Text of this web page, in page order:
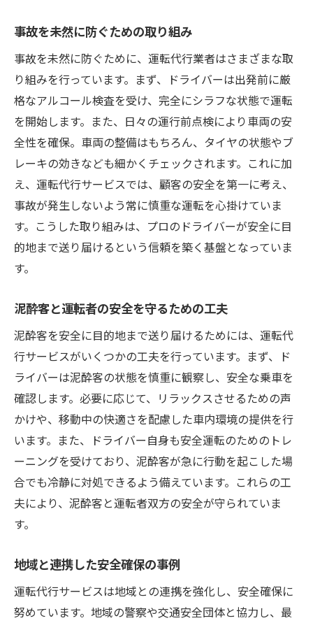
事故を未然に防ぐための取り組み
事故を未然に防ぐために、運転代行業者はさまざまな取
り組みを行っています。まず、ドライバーは出発前に厳
格なアルコール検査を受け、完全にシラフな状態で運転
を開始します。また、日々の運行前点検により車両の安
全性を確保。車両の整備はもちろん、タイヤの状態やブ
レーキの効きなども細かくチェックされます。これに加
え、運転代行サービスでは、顧客の安全を第一に考え、
事故が発生しないよう常に慎重な運転を心掛けていま
す。こうした取り組みは、プロのドライバーが安全に目
的地まで送り届けるという信頼を築く基盤となっていま
す。
泥酔客と運転者の安全を守るための工夫
泥酔客を安全に目的地まで送り届けるためには、運転代
行サービスがいくつかの工夫を行っています。まず、ド
ライバーは泥酔客の状態を慎重に観察し、安全な乗車を
確認します。必要に応じて、リラックスさせるための声
かけや、移動中の快適さを配慮した車内環境の提供を行
います。また、ドライバー自身も安全運転のためのトレ
ーニングを受けており、泥酔客が急に行動を起こした場
合でも冷静に対処できるよう備えています。これらの工
夫により、泥酔客と運転者双方の安全が守られていま
す。
地域と連携した安全確保の事例
運転代行サービスは地域との連携を強化し、安全確保に
努めています。地域の警察や交通安全団体と協力し、最